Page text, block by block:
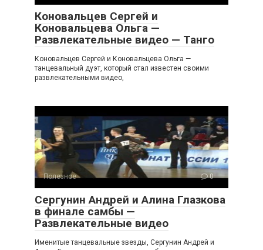
Коновальцев Сергей и
Коновальцева Ольга —
Развлекательные видео — Танго
Коновальцев Сергей и Коновальцева Ольга —
танцевальный дуэт, который стал известен своими
развлекательными видео,
Полезное 0
Сергунин Андрей и Алина Глазкова
в финале самбы —
Развлекательные видео
Именитые танцевальные звезды, Сергунин Андрей и